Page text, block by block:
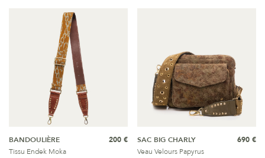
BANDOULIÈRE
Tissu Endek Moka
200 €
SAC BIG CHARLY
Veau Velours Papyrus
690 €